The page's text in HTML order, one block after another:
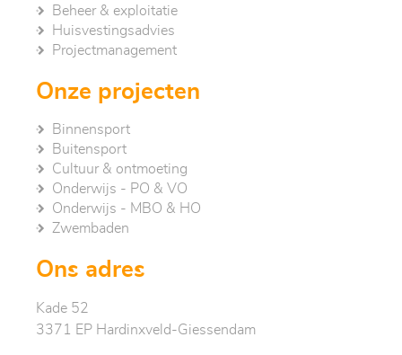
Beheer & exploitatie
Huisvestingsadvies
Project­management
Onze projecten
Binnensport
Buitensport
Cultuur & ontmoeting
Onderwijs - PO & VO
Onderwijs - MBO & HO
Zwembaden
Ons adres
Kade 52
3371 EP Hardinxveld-Giessendam